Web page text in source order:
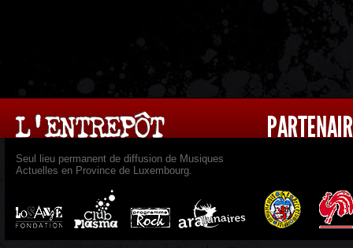
Seul lieu permanent de diffusion de Musiques
Actuelles en Province de Luxembourg.